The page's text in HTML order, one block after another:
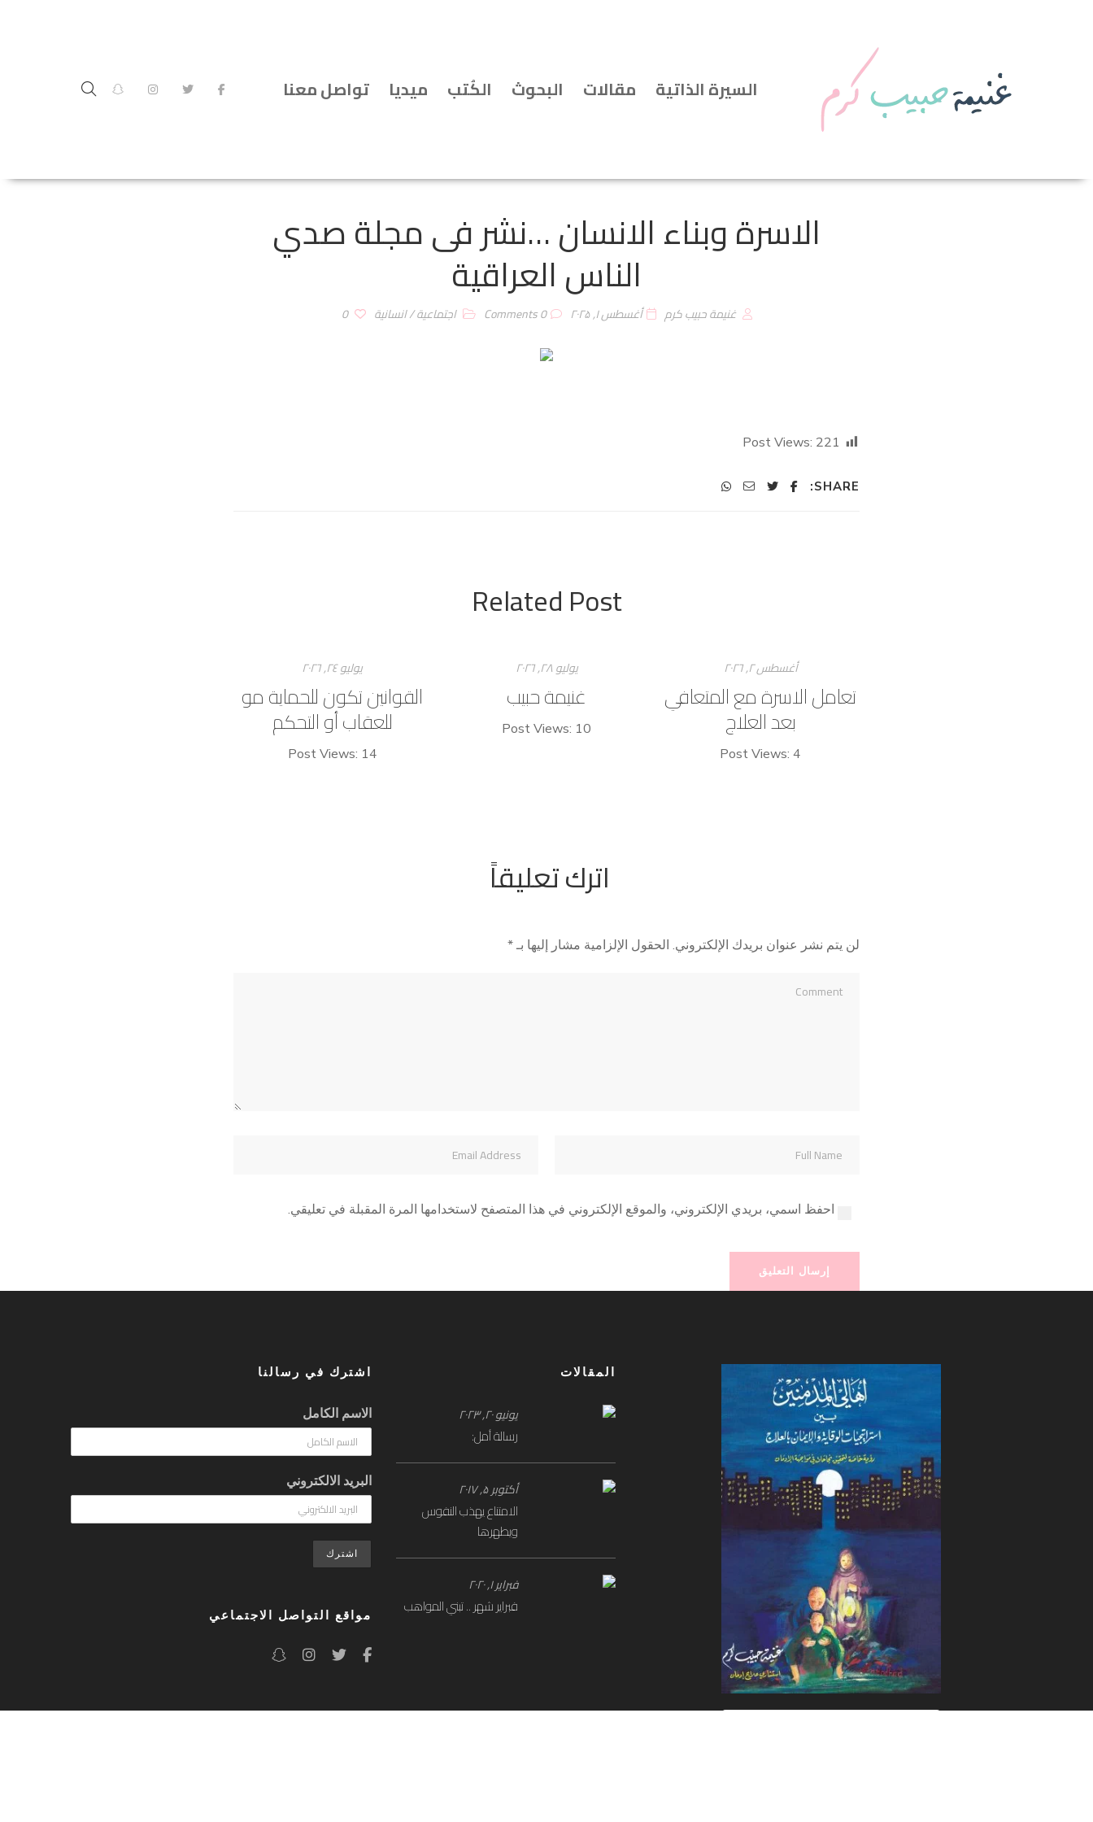
السيرة الذاتية مقالات البحوث الكُتب ميديا تواصل معنا
الاسرة وبناء الانسان …نشر فى مجلة صدي
الناس العراقية
غنيمة حبيب كرم أغسطس ۱, ۲۰۲۵ 0 Comments اجتماعية/انسانية 0
Post Views: 221
SHARE:
Related Post
أغسطس ۲, ۲۰۲٦
تعامل الاسرة مع المتعافي
بعد العلاج
Post Views: 4
يوليو ۲۸, ۲۰۲٦
غنيمة حبيب
Post Views: 10
يوليو ۲٤, ۲۰۲٦
القوانين تكون للحماية مو
للعقاب أو التحكم
Post Views: 14
اترك تعليقاً
لن يتم نشر عنوان بريدك الإلكتروني. الحقول الإلزامية مشار إليها بـ*
احفظ اسمي، بريدي الإلكتروني، والموقع الإلكتروني في هذا المتصفح لاستخدامها المرة المقبلة في تعليقي.
المقالات
يونيو ۲۰, ۲۰۲۳
رسالة أمل:
أكتوبر ۵, ۲۰۱۷
الامتناع يهذب النفوس
ويطهرها
فبراير ۱, ۲۰۲۰
فبراير شهر .. تبني المواهب
اشترك في رسالنا
الاسم الكامل
البريد الالكتروني
مواقع التواصل الاجتماعي